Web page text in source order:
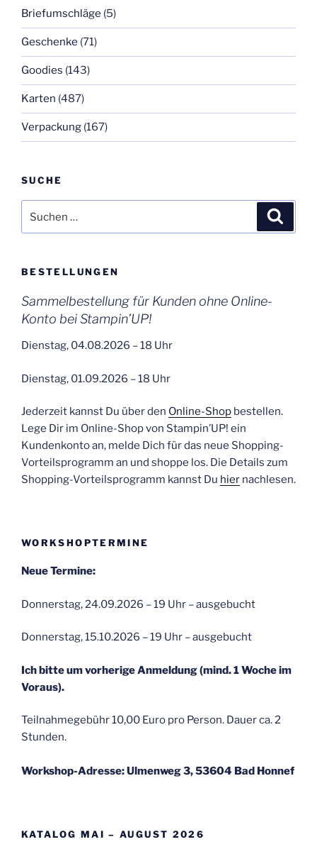
Briefumschläge (5)
Geschenke (71)
Goodies (143)
Karten (487)
Verpackung (167)
SUCHE
nach:
BESTELLUNGEN
Sammelbestellung für Kunden ohne Online-
Konto bei Stampin’UP!
Dienstag, 04.08.2026 – 18 Uhr
Dienstag, 01.09.2026 – 18 Uhr
Jederzeit kannst Du über den Online-Shop bestellen.
Lege Dir im Online-Shop von Stampin’UP! ein
Kundenkonto an, melde Dich für das neue Shopping-
Vorteilsprogramm an und shoppe los. Die Details zum
Shopping-Vorteilsprogramm kannst Du hier nachlesen.
WORKSHOPTERMINE
Neue Termine:
Donnerstag, 24.09.2026 – 19 Uhr – ausgebucht
Donnerstag, 15.10.2026 – 19 Uhr – ausgebucht
Ich bitte um vorherige Anmeldung (mind. 1 Woche im
Voraus).
Teilnahmegebühr 10,00 Euro pro Person. Dauer ca. 2
Stunden.
Workshop-Adresse: Ulmenweg 3, 53604 Bad Honnef
KATALOG MAI – AUGUST 2026